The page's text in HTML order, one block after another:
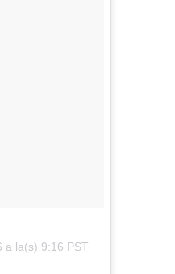
a la(s) 9:16 PST